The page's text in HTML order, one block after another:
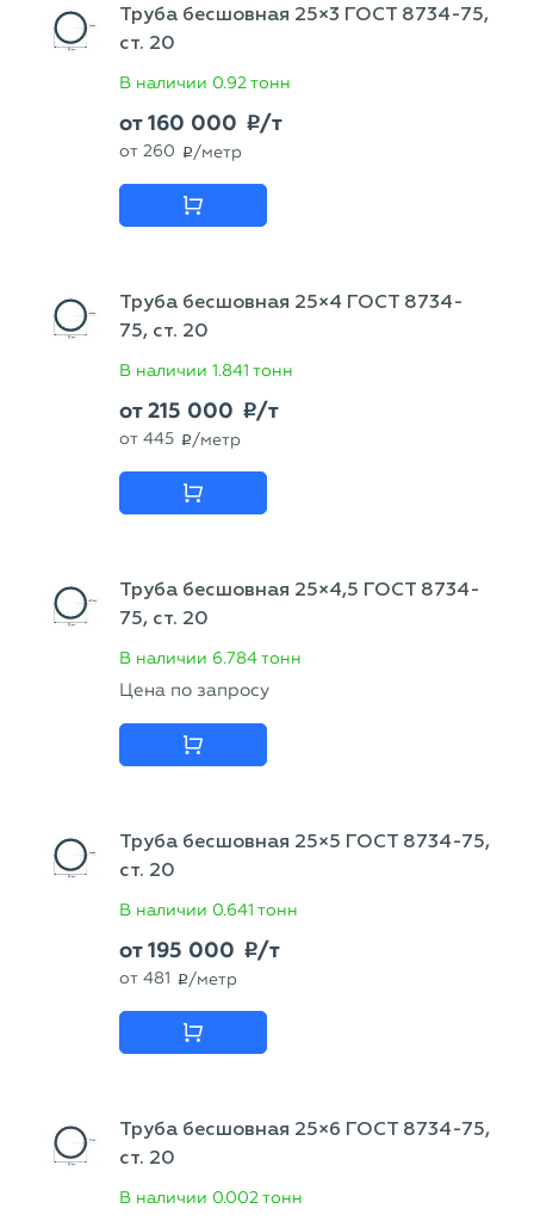
Труба бесшовная 25×3 ГОСТ 8734-75,
ст. 20
В наличии 0.92 тонн
от160 000 p/т
от 260 p /метр
Труба бесшовная 25×4 ГОСТ 8734-
75, ст. 20
В наличии 1.841 тонн
от215 000 p/т
от 445 p /метр
Труба бесшовная 25×4,5 ГОСТ 8734-
75, ст. 20
В наличии 6.784 тонн
Цена по запросу
Труба бесшовная 25×5 ГОСТ 8734-75,
ст. 20
В наличии 0.641 тонн
от195 000 p/т
от 481 p /метр
Труба бесшовная 25×6 ГОСТ 8734-75,
ст. 20
В наличии 0.002 тонн